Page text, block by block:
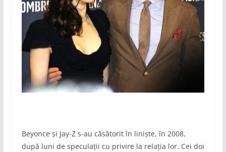
Beyonce și Jay-Z s-au căsătorit în liniște, în 2008,
după luni de speculații cu privire la relația lor. Cei doi